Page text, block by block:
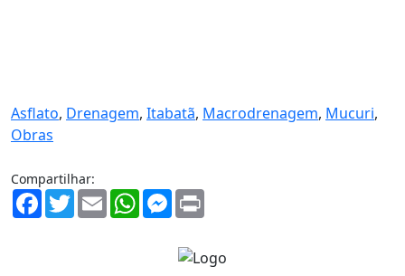
Asflato, Drenagem, Itabatã, Macrodrenagem, Mucuri,
Obras
Compartilhar:
Facebook
TwitterEmailWhatsAppMessenger